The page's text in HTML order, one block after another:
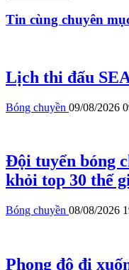
Tin cùng chuyên
Lịch thi đấu
Bóng chuyền 09/08/2026
Đội tuyển bóng
khỏi top 30 thế
Bóng chuyền 08/08/2026
Phong độ đi